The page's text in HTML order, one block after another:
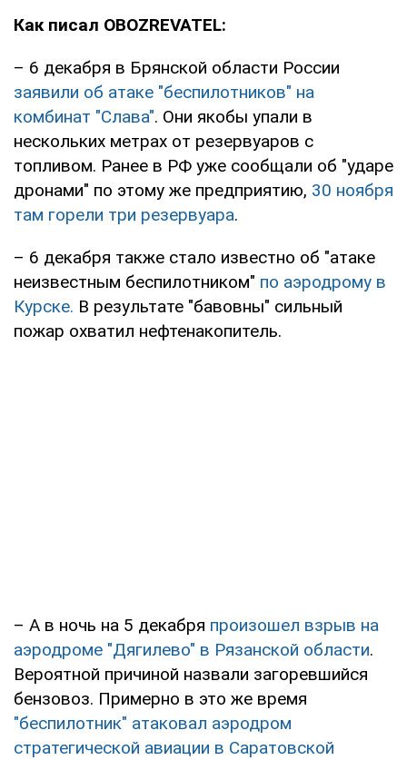
Как писал OBOZREVATEL:
– 6 декабря в Брянской области России
заявили об атаке "беспилотников" на
комбинат "Слава". Они якобы упали в
нескольких метрах от резервуаров с
топливом. Ранее в РФ уже сообщали об "ударе
дронами" по этому же предприятию, 30 ноября
там горели три резервуара.
– 6 декабря также стало известно об "атаке
неизвестным беспилотником" по аэродрому в
Курске. В результате "бавовны" сильный
пожар охватил нефтенакопитель.
– А в ночь на 5 декабря произошел взрыв на
аэродроме "Дягилево" в Рязанской области.
Вероятной причиной назвали загоревшийся
бензовоз. Примерно в это же время
"беспилотник" атаковал аэродром
стратегической авиации в Саратовской